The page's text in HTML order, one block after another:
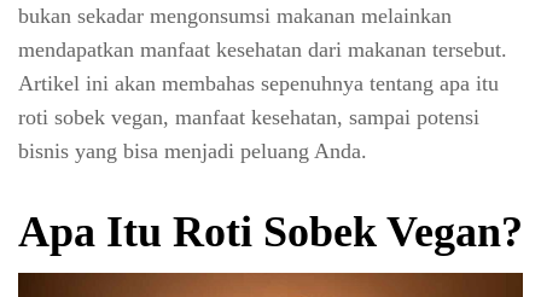
bukan sekadar mengonsumsi makanan melainkan
mendapatkan manfaat kesehatan dari makanan tersebut.
Artikel ini akan membahas sepenuhnya tentang apa itu
roti sobek vegan, manfaat kesehatan, sampai potensi
bisnis yang bisa menjadi peluang Anda.
Apa Itu Roti Sobek Vegan?